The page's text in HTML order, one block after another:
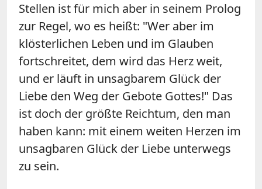
Stellen ist für mich aber in seinem Prolog
zur Regel, wo es heißt: "Wer aber im
klösterlichen Leben und im Glauben
fortschreitet, dem wird das Herz weit,
und er läuft in unsagbarem Glück der
Liebe den Weg der Gebote Gottes!" Das
ist doch der größte Reichtum, den man
haben kann: mit einem weiten Herzen im
unsagbaren Glück der Liebe unterwegs
zu sein.